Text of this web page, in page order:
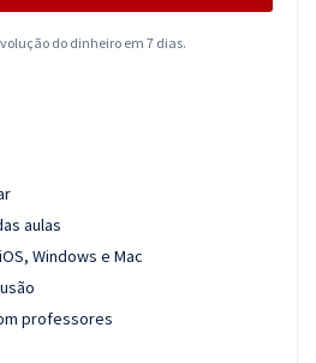
do dinheiro em 7 dias.
aulas
Windows e Mac
professores